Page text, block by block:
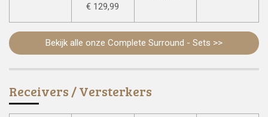
€ 129,99
Bekijk alle onze Complete Surround - Sets >>
Receivers / Versterkers